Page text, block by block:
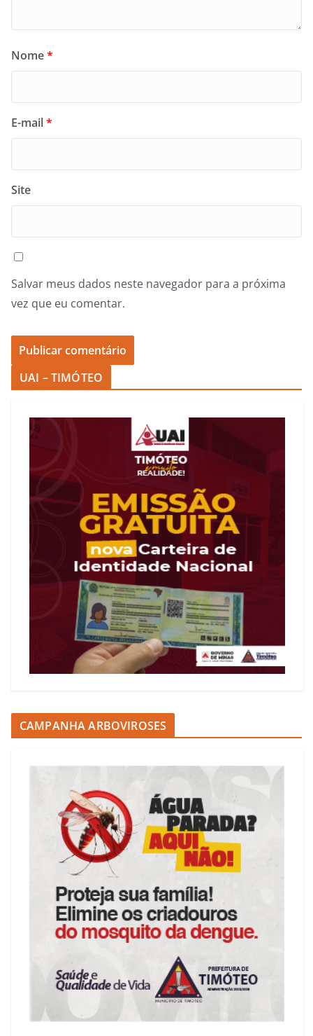
Nome*
E-mail*
Site
Salvar meus dados neste navegador para a próxima
vez que eu comentar.
UAI – TIMÓTEO
CAMPANHA ARBOVIROSES